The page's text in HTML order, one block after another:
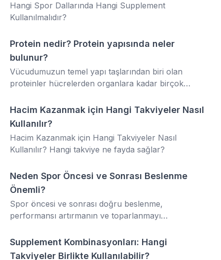
Hangi Spor Dallarında Hangi Supplement
Kullanılmalıdır?
Protein Tozu
Protein nedir? Protein yapısında neler
bulunur?
Vücudumuzun temel yapı taşlarından biri olan
proteinler hücrelerden organlara kadar birçok
oynar. Poteinlerin ne olduğu, yapısında neler
bulunduğu ve vücudumuzdaki hayati görevleri
SUPPLEMENT
Hacim Kazanmak için Hangi Takviyeler Nasıl
Kullanılır?
Hacim Kazanmak için Hangi Takviyeler Nasıl
Kullanılır? Hangi takviye ne fayda sağlar?
SAĞLIK
Neden Spor Öncesi ve Sonrası Beslenme
Önemli?
Spor öncesi ve sonrası doğru beslenme,
performansı artırmanın ve toparlanmayı
rehberde, antrenman öncesinde ne yemeniz
gerektiğinden spor sonrası doğru beslenme planına
SUPPLEMENT
Supplement Kombinasyonları: Hangi
Takviyeler Birlikte Kullanılabilir?